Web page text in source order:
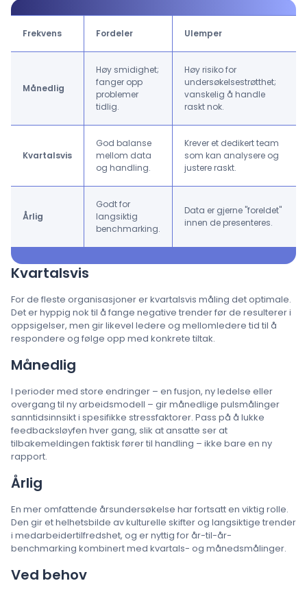
Frekvens Fordeler Ulemper
Månedlig
Høy smidighet;
fanger opp
problemer
tidlig.
Høy risiko for
undersøkelsestrøtthet;
vanskelig å handle
raskt nok.
Kvartalsvis
God balanse
mellom data
og handling.
Krever et dedikert team
som kan analysere og
justere raskt.
Årlig
Godt for
langsiktig
benchmarking.
Data er gjerne "foreldet"
innen de presenteres.
Kvartalsvis
For de fleste organisasjoner er kvartalsvis måling det optimale.
Det er hyppig nok til å fange negative trender før de resulterer i
oppsigelser, men gir likevel ledere og mellomledere tid til å
respondere og følge opp med konkrete tiltak.
Månedlig
I perioder med store endringer – en fusjon, ny ledelse eller
overgang til ny arbeidsmodell – gir månedlige pulsmålinger
sanntidsinnsikt i spesifikke stressfaktorer. Pass på å lukke
feedbacksløyfen hver gang, slik at ansatte ser at
tilbakemeldingen faktisk fører til handling – ikke bare en ny
rapport.
Årlig
En mer omfattende årsundersøkelse har fortsatt en viktig rolle.
Den gir et helhetsbilde av kulturelle skifter og langsiktige trender
i medarbeidertilfredshet, og er nyttig for år-til-år-
benchmarking kombinert med kvartals- og månedsmålinger.
Ved behov